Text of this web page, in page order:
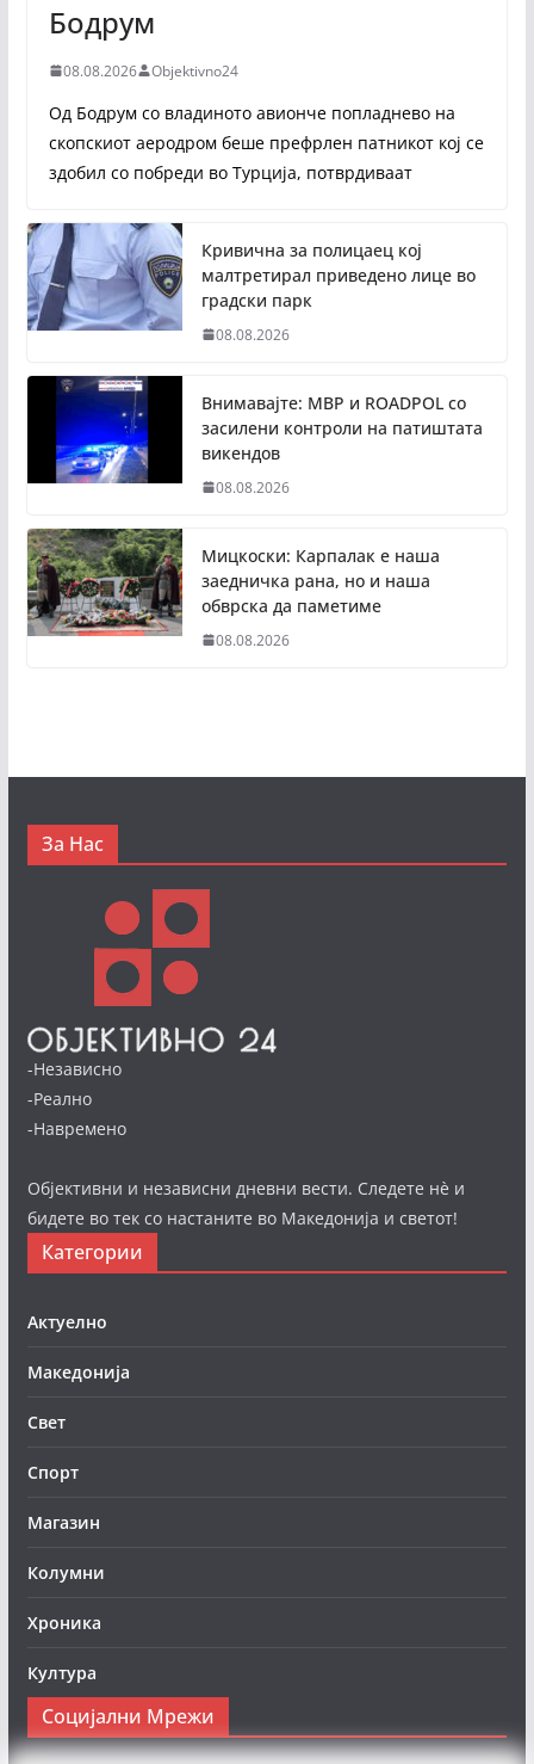
Бодрум
08.08.2026 Objektivno24
Од Бодрум со владиното авионче попладнево на
скопскиот аеродром беше префрлен патникот кој се
здобил со побреди во Турција, потврдиваат
Кривична за полицаец кој
малтретирал приведено лице во
градски парк
08.08.2026
Внимавајте: МВР и ROADPOL со
засилени контроли на патиштата
викендов
08.08.2026
Мицкоски: Карпалак е наша
заедничка рана, но и наша
обврска да паметиме
08.08.2026
За Нас
-Независно
-Реално
-Навремено
Објективни и независни дневни вести. Следете нè и
бидете во тек со настаните во Македонија и светот!
Категории
Актуелно
Македонија
Свет
Спорт
Магазин
Колумни
Хроника
Култура
Социјални Мрежи